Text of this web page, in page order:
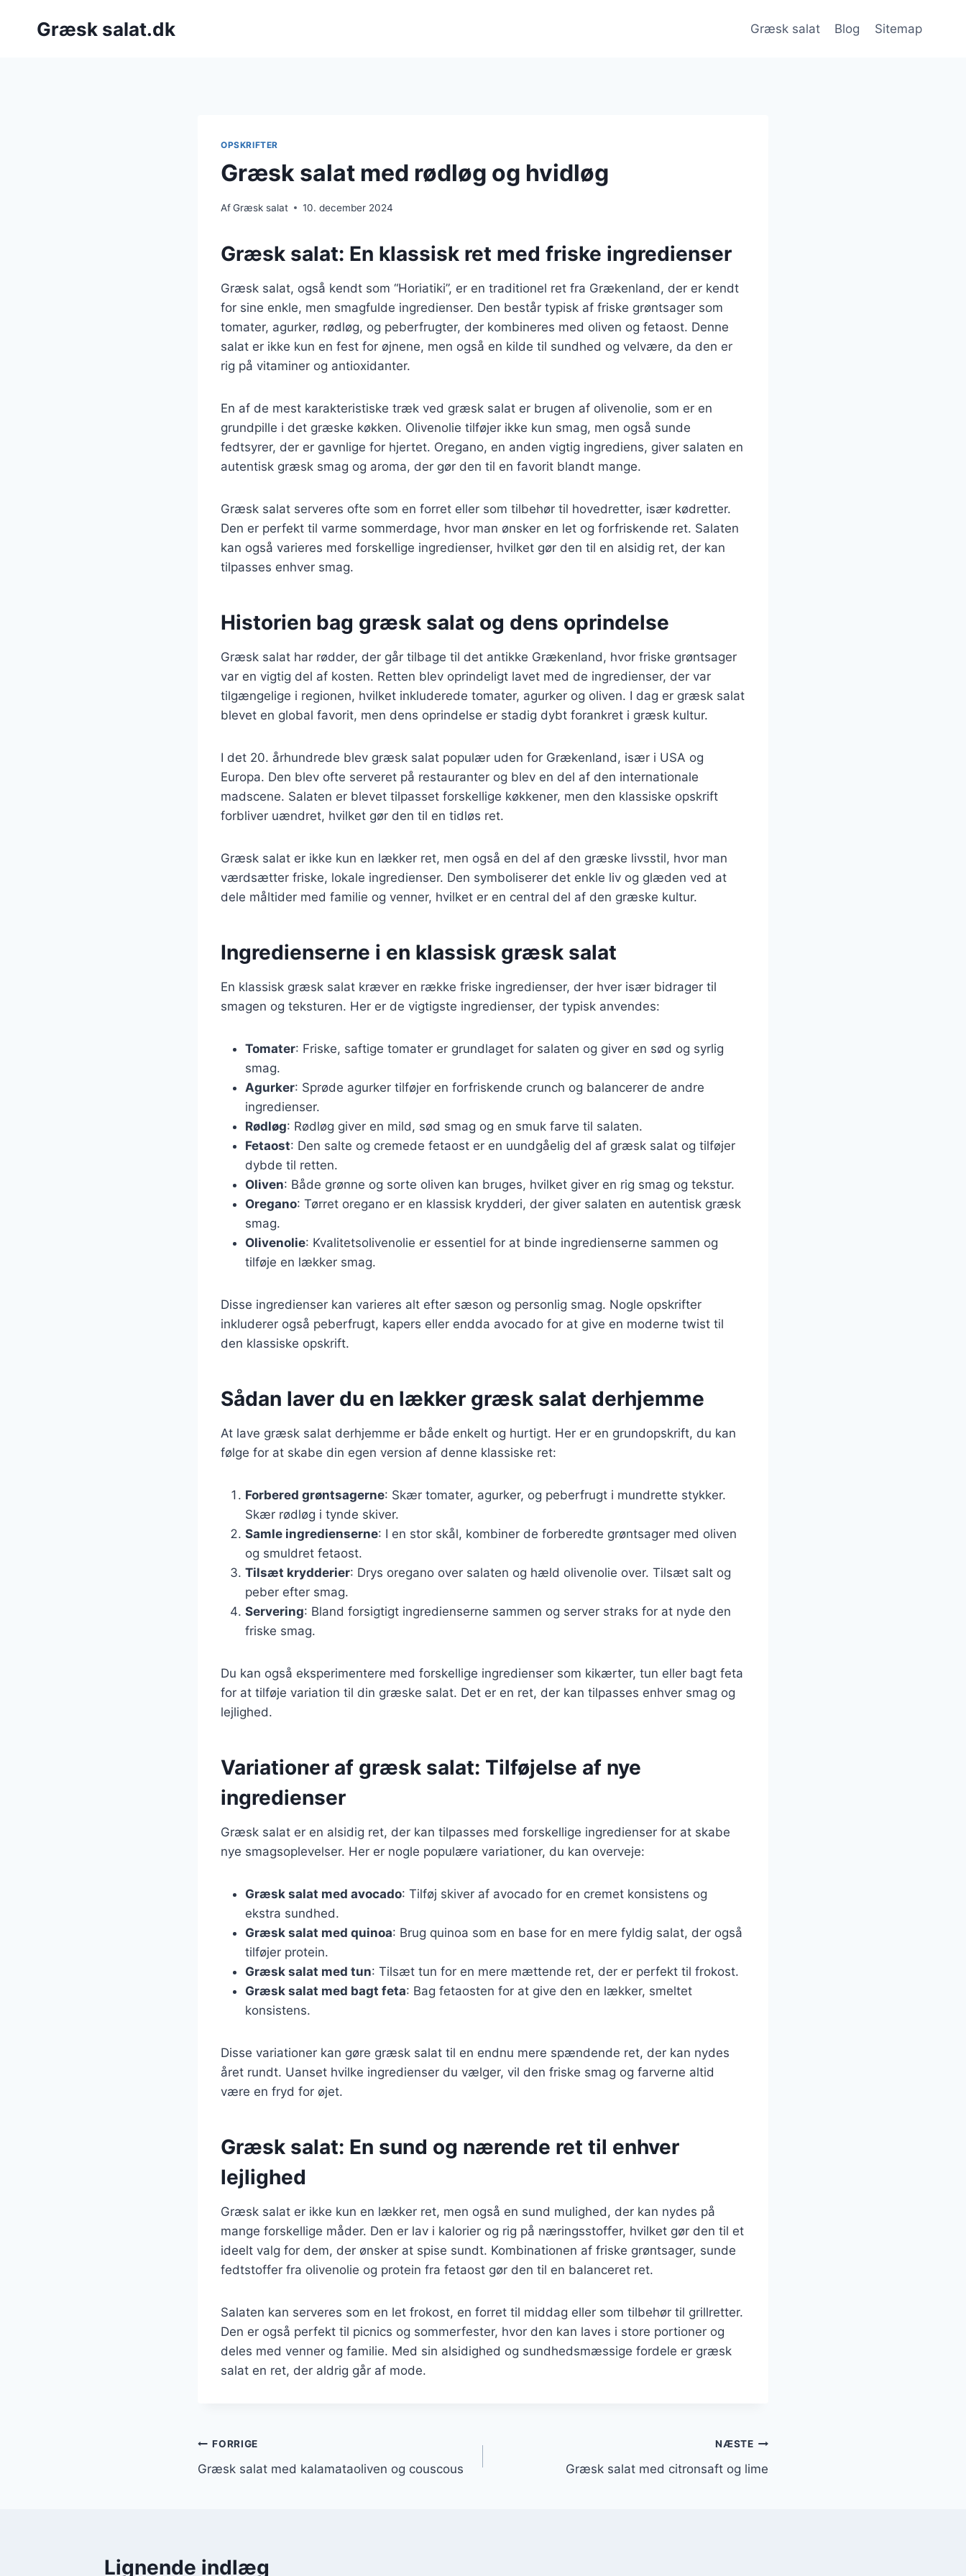
Græsk salat.dk Græsk salat Blog Sitemap
OPSKRIFTER
Græsk salat med rødløg og hvidløg
AfGræsk salat 10. december 2024
Græsk salat: En klassisk ret med friske ingredienser
Græsk salat, også kendt som “Horiatiki”, er en traditionel ret fra Grækenland, der er kendt
for sine enkle, men smagfulde ingredienser. Den består typisk af friske grøntsager som
tomater, agurker, rødløg, og peberfrugter, der kombineres med oliven og fetaost. Denne
salat er ikke kun en fest for øjnene, men også en kilde til sundhed og velvære, da den er
rig på vitaminer og antioxidanter.
En af de mest karakteristiske træk ved græsk salat er brugen af olivenolie, som er en
grundpille i det græske køkken. Olivenolie tilføjer ikke kun smag, men også sunde
fedtsyrer, der er gavnlige for hjertet. Oregano, en anden vigtig ingrediens, giver salaten en
autentisk græsk smag og aroma, der gør den til en favorit blandt mange.
Græsk salat serveres ofte som en forret eller som tilbehør til hovedretter, især kødretter.
Den er perfekt til varme sommerdage, hvor man ønsker en let og forfriskende ret. Salaten
kan også varieres med forskellige ingredienser, hvilket gør den til en alsidig ret, der kan
tilpasses enhver smag.
Historien bag græsk salat og dens oprindelse
Græsk salat har rødder, der går tilbage til det antikke Grækenland, hvor friske grøntsager
var en vigtig del af kosten. Retten blev oprindeligt lavet med de ingredienser, der var
tilgængelige i regionen, hvilket inkluderede tomater, agurker og oliven. I dag er græsk salat
blevet en global favorit, men dens oprindelse er stadig dybt forankret i græsk kultur.
I det 20. århundrede blev græsk salat populær uden for Grækenland, især i USA og
Europa. Den blev ofte serveret på restauranter og blev en del af den internationale
madscene. Salaten er blevet tilpasset forskellige køkkener, men den klassiske opskrift
forbliver uændret, hvilket gør den til en tidløs ret.
Græsk salat er ikke kun en lækker ret, men også en del af den græske livsstil, hvor man
værdsætter friske, lokale ingredienser. Den symboliserer det enkle liv og glæden ved at
dele måltider med familie og venner, hvilket er en central del af den græske kultur.
Ingredienserne i en klassisk græsk salat
En klassisk græsk salat kræver en række friske ingredienser, der hver især bidrager til
smagen og teksturen. Her er de vigtigste ingredienser, der typisk anvendes:
Tomater: Friske, saftige tomater er grundlaget for salaten og giver en sød og syrlig
smag.
Agurker: Sprøde agurker tilføjer en forfriskende crunch og balancerer de andre
ingredienser.
Rødløg: Rødløg giver en mild, sød smag og en smuk farve til salaten.
Fetaost: Den salte og cremede fetaost er en uundgåelig del af græsk salat og tilføjer
dybde til retten.
Oliven: Både grønne og sorte oliven kan bruges, hvilket giver en rig smag og tekstur.
Oregano: Tørret oregano er en klassisk krydderi, der giver salaten en autentisk græsk
smag.
Olivenolie: Kvalitetsolivenolie er essentiel for at binde ingredienserne sammen og
tilføje en lækker smag.
Disse ingredienser kan varieres alt efter sæson og personlig smag. Nogle opskrifter
inkluderer også peberfrugt, kapers eller endda avocado for at give en moderne twist til
den klassiske opskrift.
Sådan laver du en lækker græsk salat derhjemme
At lave græsk salat derhjemme er både enkelt og hurtigt. Her er en grundopskrift, du kan
følge for at skabe din egen version af denne klassiske ret:
Forbered grøntsagerne: Skær tomater, agurker, og peberfrugt i mundrette stykker.
Skær rødløg i tynde skiver.
Samle ingredienserne: I en stor skål, kombiner de forberedte grøntsager med oliven
og smuldret fetaost.
Tilsæt krydderier: Drys oregano over salaten og hæld olivenolie over. Tilsæt salt og
peber efter smag.
Servering: Bland forsigtigt ingredienserne sammen og server straks for at nyde den
friske smag.
Du kan også eksperimentere med forskellige ingredienser som kikærter, tun eller bagt feta
for at tilføje variation til din græske salat. Det er en ret, der kan tilpasses enhver smag og
lejlighed.
Variationer af græsk salat: Tilføjelse af nye
ingredienser
Græsk salat er en alsidig ret, der kan tilpasses med forskellige ingredienser for at skabe
nye smagsoplevelser. Her er nogle populære variationer, du kan overveje:
Græsk salat med avocado: Tilføj skiver af avocado for en cremet konsistens og
ekstra sundhed.
Græsk salat med quinoa: Brug quinoa som en base for en mere fyldig salat, der også
tilføjer protein.
Græsk salat med tun: Tilsæt tun for en mere mættende ret, der er perfekt til frokost.
Græsk salat med bagt feta: Bag fetaosten for at give den en lækker, smeltet
konsistens.
Disse variationer kan gøre græsk salat til en endnu mere spændende ret, der kan nydes
året rundt. Uanset hvilke ingredienser du vælger, vil den friske smag og farverne altid
være en fryd for øjet.
Græsk salat: En sund og nærende ret til enhver
lejlighed
Græsk salat er ikke kun en lækker ret, men også en sund mulighed, der kan nydes på
mange forskellige måder. Den er lav i kalorier og rig på næringsstoffer, hvilket gør den til et
ideelt valg for dem, der ønsker at spise sundt. Kombinationen af friske grøntsager, sunde
fedtstoffer fra olivenolie og protein fra fetaost gør den til en balanceret ret.
Salaten kan serveres som en let frokost, en forret til middag eller som tilbehør til grillretter.
Den er også perfekt til picnics og sommerfester, hvor den kan laves i store portioner og
deles med venner og familie. Med sin alsidighed og sundhedsmæssige fordele er græsk
salat en ret, der aldrig går af mode.
Indlægsnavigation
FORRIGE
Græsk salat med kalamataoliven og couscous
NÆSTE
Græsk salat med citronsaft og lime
Lignende indlæg